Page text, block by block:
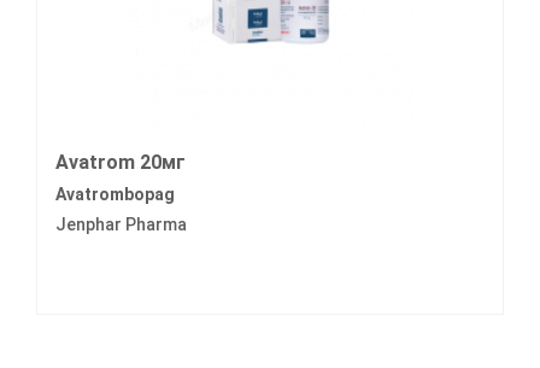
Avatrom 20мг
Avatrombopag
Jenphar Pharma